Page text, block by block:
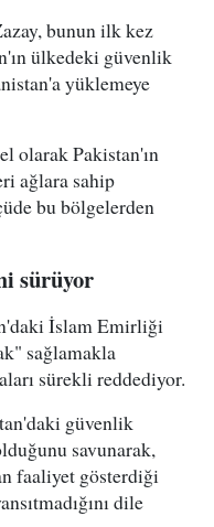
bunun ilk kez
ülkedeki güvenlik
yüklemeye
olarak Pakistan'ın
ağlara sahip
bu bölgelerden
sürüyor
İslam Emirliği
sağlamakla
sürekli reddediyor.
güvenlik
savunarak,
faaliyet gösterdiği
dile